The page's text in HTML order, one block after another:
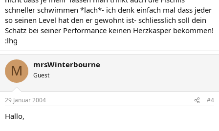
schneller schwimmen *lach*- ich denk einfach mal dass jeder
so seinen Level hat den er gewohnt ist- schliesslich soll dein
Schatz bei seiner Performance keinen Herzkasper bekommen!
:lhg
M mrsWinterbourne
Guest
29 Januar 2004 #4
Hallo,